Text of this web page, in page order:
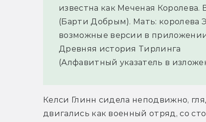
известна как Меченая
(Барти Добрым). Мать: королева
возможные версии в
Древняя история Тирлинга
(Алфавитный указатель в
Келси Глинн сидела неподвижно,
двигались как военный отряд, со